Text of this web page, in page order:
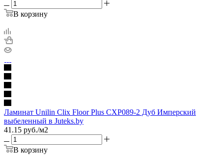
В корзину
Ламинат Unilin Clix Floor Plus CXP089-2 Дуб Имперский
выбеленный в Juteks.by
41.15 руб./м2
В корзину